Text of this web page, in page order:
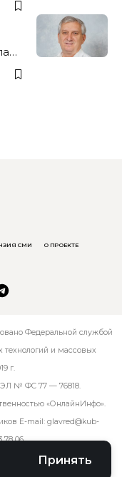
Принять
СМИ О ПРОЕКТЕ
Федеральной службой
и массовых
г.
ЭЛ № ФС 77 — 76818.
«ОнлайнИнфо».
E-mail: glavred@kub-
78 06.